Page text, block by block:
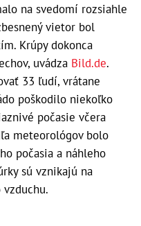
na svedomí rozsiahle
vietor bol
Krúpy dokonca
uvádza Bild.de.
33 ľudí, vrátane
poškodilo niekoľko
počasie včera
meteorológov bolo
počasia a náhleho
sú vznikajú na